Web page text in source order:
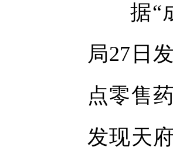
据“
局27日
点零售
发现天